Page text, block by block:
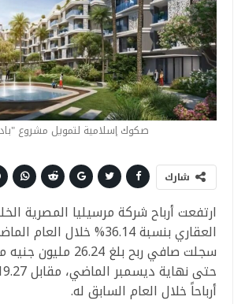
صكوك إسلامية لتمويل مشروع
شارك
ارتفعت أرباح شركة مرسيليا المصرية
سجلت صافي ربح بلغ
أرباحاً خلال العام السابق له.